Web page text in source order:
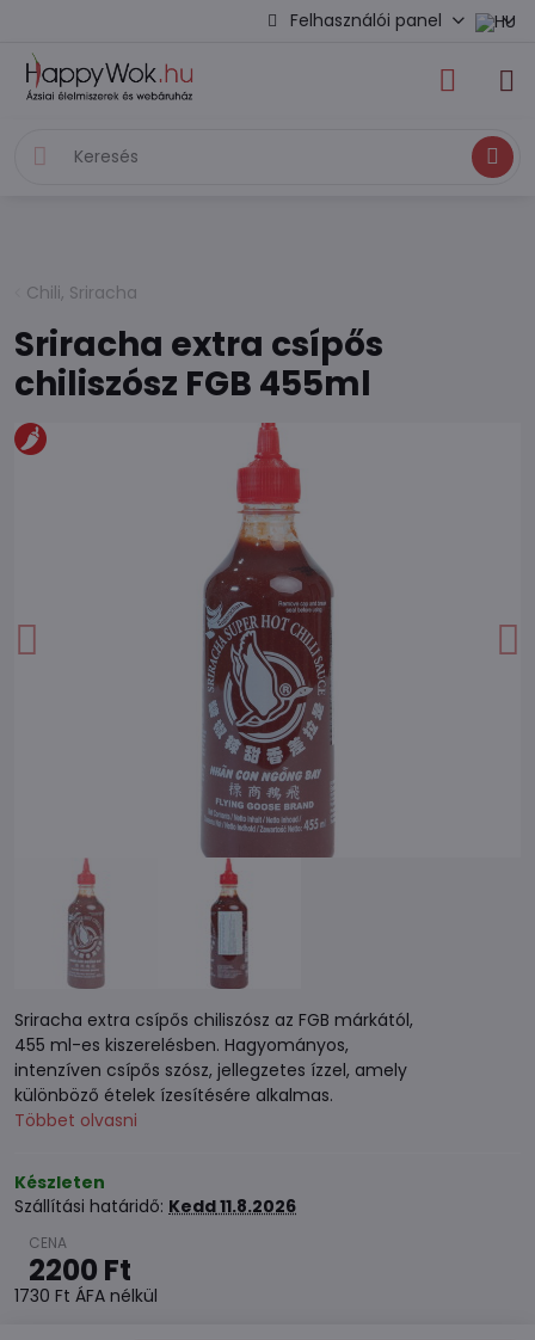
Felhasználói panel
Keresés
Chili, Sriracha
Sriracha extra csípős
chiliszósz FGB 455ml
Sriracha extra csípős chiliszósz az FGB márkától,
455 ml-es kiszerelésben. Hagyományos,
intenzíven csípős szósz, jellegzetes ízzel, amely
különböző ételek ízesítésére alkalmas.
Többet olvasni
Készleten
Szállítási határidő: Kedd11.8.2026
2200 Ft
1730 Ft ÁFA nélkül